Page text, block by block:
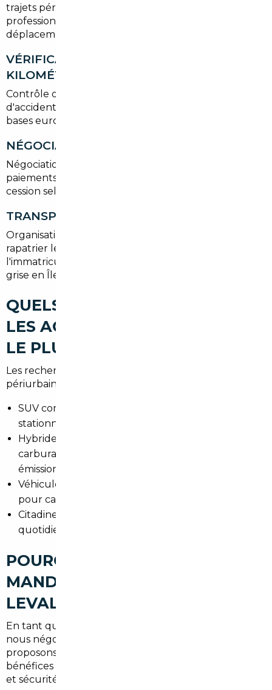
trajets périurbains, berlines premium pour usage
professionnel, ou citadines économiques pour
déplacements en ville.
VÉRIFICATION HISTORIQUE ET
KILOMÉTRAGE
Contrôle des certificats d'entretien, des rapports
d'accident et de la cohérence du kilométrage via
bases européennes et mécaniciens partenaires.
NÉGOCIATION ET ACHAT
Négociation du prix vendeur, coordination des
paiements sécurisés et vérification des documents de
cession selon la législation française.
TRANSPORT ET IMMATRICULATION
Organisation du transport routier ou logistique pour
rapatrier le véhicule, puis démarches pour
l'immatriculation en France et obtention de la carte
grise en Île-de-France.
QUELS TYPES DE VOITURES
LES ACHETEURS RECHERCHENT
LE PLUS À LEVALLOIS-PERRET
Les recherches reflètent la mixité urbaine et
périurbaine :
SUV compacts adaptés aux trajets familiaux et au
stationnement en ville.
Hybrides et électriques, pour réduire les coûts de
carburant et s'adapter aux zones à faibles
émissions autour de Paris.
Véhicules premium d'occasion, souvent importés,
pour cadres et professions libérales.
Citadines maniables pour courses et déplacements
quotidiens.
POURQUOI FAIRE APPEL À UN
MANDATAIRE AUTO À
LEVALLOIS-PERRET
En tant que
nous négocions les tarifs, centralisons les formalités et
proposons des garanties complémentaires. Les
bénéfices : économies substantielles, gain de temps
et sécurité juridique pour l'acheteur.